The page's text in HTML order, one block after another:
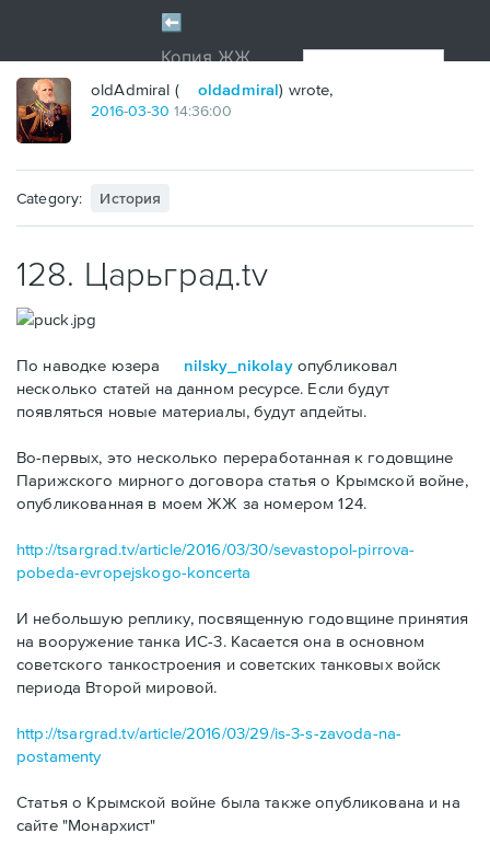
oldAdmiral ( oldadmiral) wrote,
2016-03-30 14:36:00
Category: История
128. Царьград.tv
По наводке юзера nilsky_nikolayопубликовал
несколько статей на данном ресурсе. Если будут
появляться новые материалы, будут апдейты.
Во-первых, это несколько переработанная к годовщине
Парижского мирного договора статья о Крымской войне,
опубликованная в моем ЖЖ за номером 124.
http://tsargrad.tv/article/2016/03/30/sevastopol-pirrova-
pobeda-evropejskogo-koncerta
И небольшую реплику, посвященную годовщине принятия
на вооружение танка ИС-3. Касается она в основном
советского танкостроения и советских танковых войск
периода Второй мировой.
http://tsargrad.tv/article/2016/03/29/is-3-s-zavoda-na-
postamenty
Статья о Крымской войне была также опубликована и на
сайте "Монархист"